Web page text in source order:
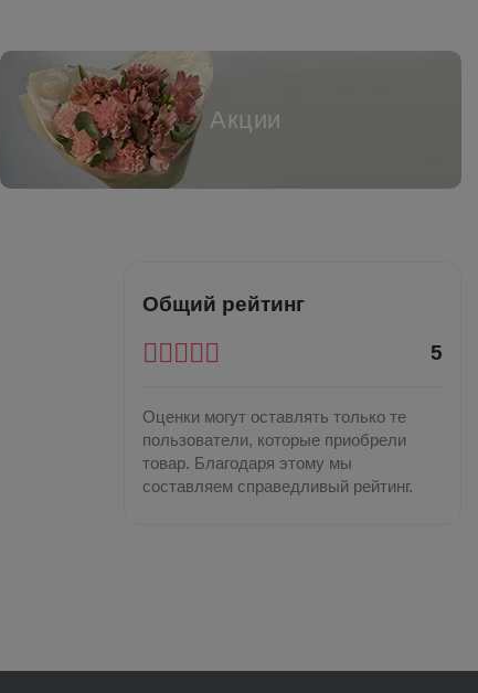
Акции
Общий рейтинг
5
Оценки могут оставлять только те
пользователи, которые приобрели
товар. Благодаря этому мы
составляем справедливый рейтинг.